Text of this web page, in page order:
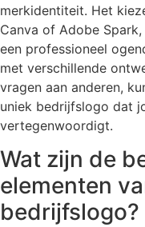
merkidentiteit. Het
Canva of Adobe
een professioneel
met verschillende
vragen aan anderen,
uniek bedrijfslogo dat
vertegenwoordigt.
Wat zijn de
elementen
bedrijfslogo?